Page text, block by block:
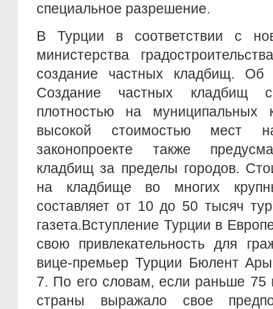
специальное разрешение.
В Турции в соответствии с
министерства
создание частных кладбищ.
Создание частных кладбищ
плотностью на муниципальных
высокой стоимостью
законопроекте также
кладбищ за пределы городов.
на кладбище во многих
составляет от 10 до 50 тысяч
газета.Вступление Турции в
свою привлекательность для
вице-премьер Турции Бюлент
7. По его словам, если раньше 75
страны выражало свое